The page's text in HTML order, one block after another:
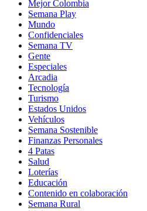
Mejor Colombia
Semana Play
Mundo
Confidenciales
Semana TV
Gente
Especiales
Arcadia
Tecnología
Turismo
Estados Unidos
Vehículos
Semana Sostenible
Finanzas Personales
4 Patas
Salud
Loterías
Educación
Contenido en colaboración
Semana Rural